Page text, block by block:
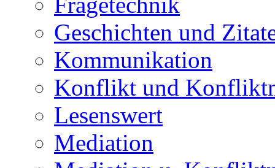
Geschichten und
Kommunikation
Konflikt und
Lesenswert
Mediation